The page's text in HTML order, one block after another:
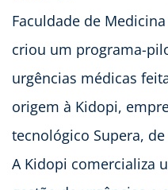
Faculdade de
criou um programa-
urgências médicas
origem à Kidopi,
tecnológico Supera,
A Kidopi comercializa